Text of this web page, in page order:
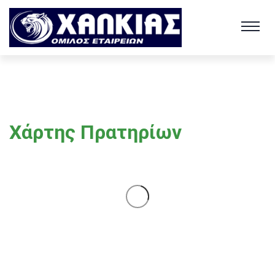
Χάρτης Πρατηρίων